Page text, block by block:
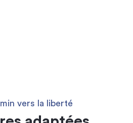
vers la liberté